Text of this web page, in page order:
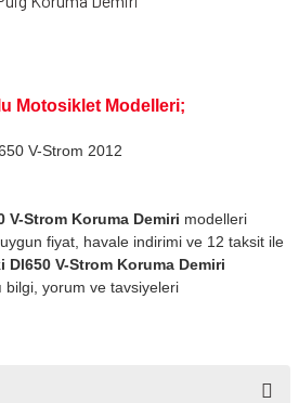
Motosiklet Modelleri;
V-Strom 2012
V-Strom Koruma Demiri modelleri
fiyat, havale indirimi ve 12 taksit ile
Dl650 V-Strom Koruma Demiri
bilgi, yorum ve tavsiyeleri